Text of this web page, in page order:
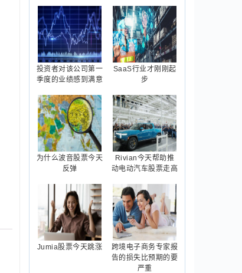
投资者对该公司第一
季度的业绩感到满意
SaaS行业才刚刚起
步
为什么波音股票今天
反弹
Rivian今天帮助推
动电动汽车股票走高
Jumia股票今天跳涨
跨境电子商务专家报
告的损失比预期的要
严重